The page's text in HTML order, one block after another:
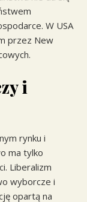
W USA
przez New
i
rynku i
ma tylko
Liberalizm
wyborcze i
opartą na